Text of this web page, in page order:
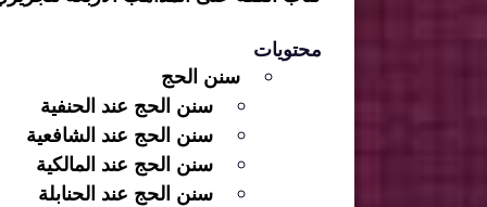
محتويات
سنن الحج
سنن الحج عند الحنفية
سنن الحج عند الشافعية
سنن الحج عند المالكية
سنن الحج عند الحنابلة